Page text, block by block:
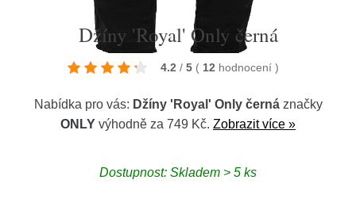
Džíny 'Royal' Only černá
4.2 / 5 ( 12 hodnocení )
Nabídka pro vás: Džíny 'Royal' Only černáznačky
ONLY výhodně za 749 Kč. Zobrazit více »
Dostupnost: Skladem > 5 ks